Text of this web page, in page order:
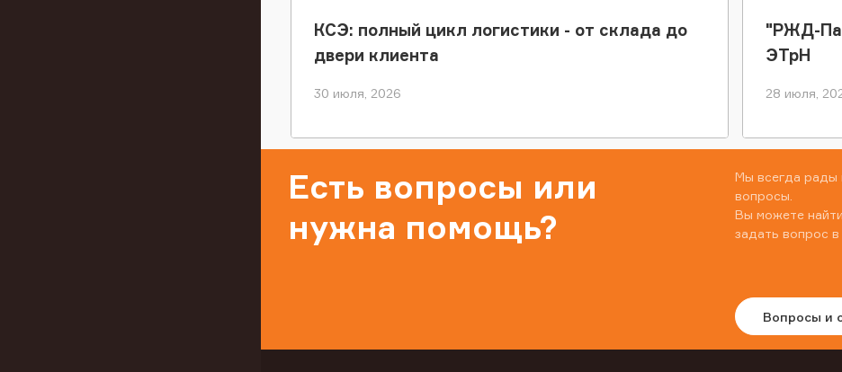
КСЭ: полный цикл логистики - от склада до
двери клиента
30 июля, 2026
"РЖД-
ЭТрН
28 июля,
Есть вопросы или
нужна помощь?
Мы всегда рады
вопросы.
Вы можете
задать вопрос
Вопросы и